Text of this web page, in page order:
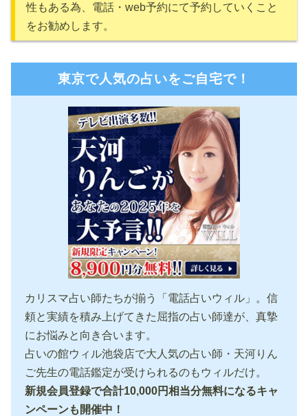
性もある為、電話・web予約にて予約していくこと
をお勧めします。
東京で人気の占いをご自宅で！
カリスマ占い師たちが揃う「電話占いウィル」。信
頼と実績を積み上げてきた屈指の占い師達が、真摯
にお悩みと向き合います。
占いの館ウィル池袋店で大人気の占い師・天河りん
ご先生の電話鑑定が受けられるのもウィルだけ。
新規会員登録で合計10,000円相当分無料になるキャ
ンペーンも開催中！